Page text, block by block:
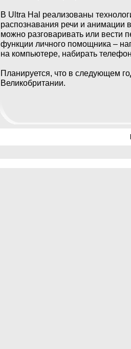
В Ultra Hal реализованы
распознавания речи и
можно разговаривать или вести
функции личного помощника –
на компьютере, набирать
Планируется, что в следующем
Великобритании.